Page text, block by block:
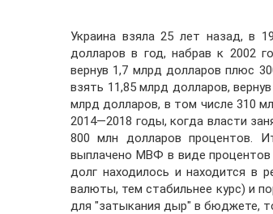
Украина взяла 25 лет назад, в
долларов в год, набрав к 2002
вернув 1,7 млрд долларов плюс
взять 11,85 млрд долларов,
млрд долларов, в том числе 310
2014—2018 годы, когда власти
800 млн долларов процентов.
выплачено МВФ в виде процентов
долг находилось и находится в
валюты, тем стабильнее курс) и
для "затыкания дыр" в бюджете,